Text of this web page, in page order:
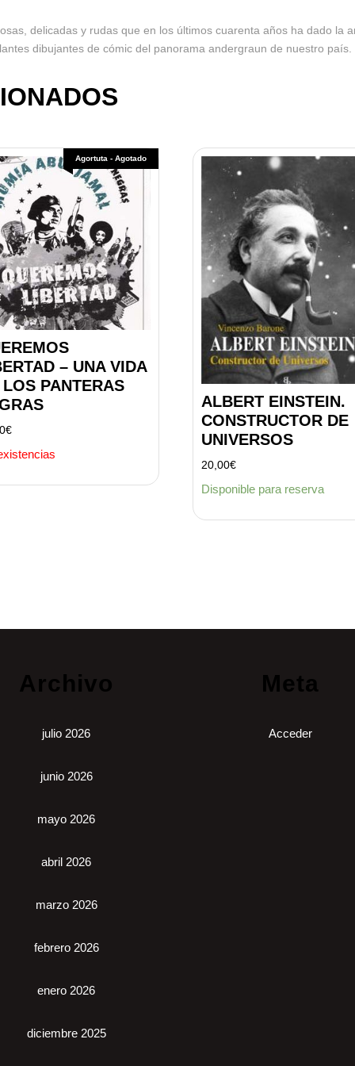
delicadas y rudas que en los últimos cuarenta años ha dado
dibujantes de cómic del panorama andergraun de nuestro país.
Agortuta - Agotado
– UNA VIDA
LOS PANTERAS
€
ALBERT EINSTEIN.
CONSTRUCTOR DE
UNIVERSOS
20,00€
Disponible para reserva
Archivo
julio 2026
junio 2026
mayo 2026
abril 2026
marzo 2026
febrero 2026
enero 2026
diciembre 2025
Meta
Acceder